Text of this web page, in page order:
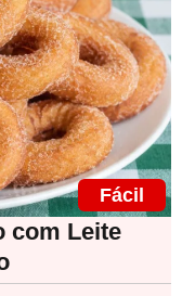
Fácil
com Leite